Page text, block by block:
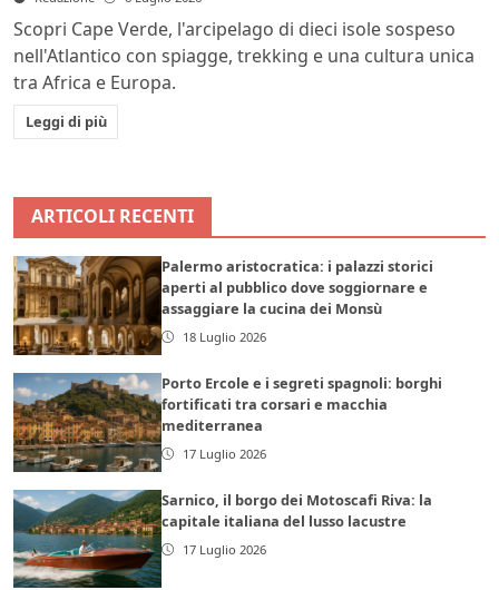
Scopri Cape Verde, l'arcipelago di dieci isole sospeso
nell'Atlantico con spiagge, trekking e una cultura unica
tra Africa e Europa.
Leggi di più
ARTICOLI RECENTI
Palermo aristocratica: i palazzi storici
aperti al pubblico dove soggiornare e
assaggiare la cucina dei Monsù
18 Luglio 2026
Porto Ercole e i segreti spagnoli: borghi
fortificati tra corsari e macchia
mediterranea
17 Luglio 2026
Sarnico, il borgo dei Motoscafi Riva: la
capitale italiana del lusso lacustre
17 Luglio 2026